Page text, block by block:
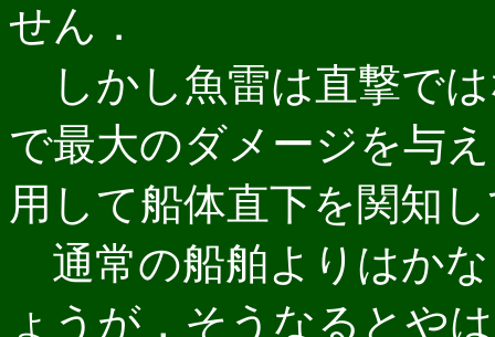
せん．
しかし魚雷は直撃で
で最大のダメージを与
用して船体直下を関知
通常の船舶よりはか
ょうが，そうなるとや